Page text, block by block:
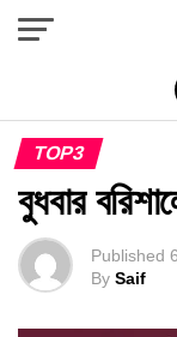
TOP3
বুধবার
Published
By Saif